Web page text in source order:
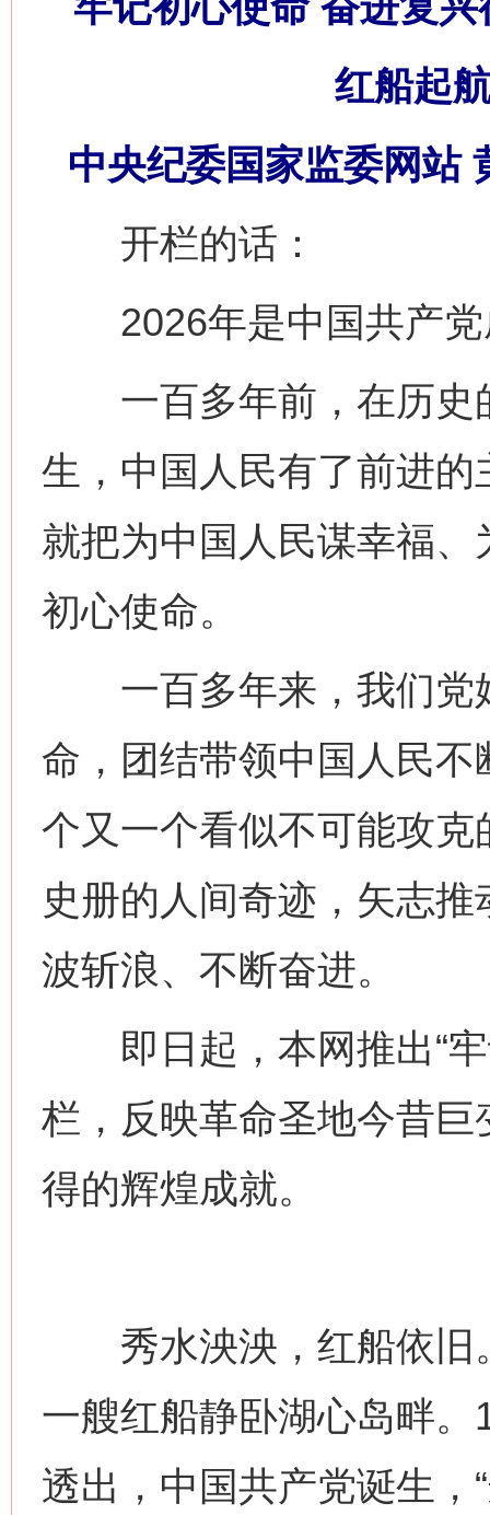
红船起
中央纪委国家监委网站
开栏的话：
2026年是中国共产党
一百多年前，在历史
生，中国人民有了前进
就把为中国人民谋幸福
初心使命。
一百多年来，我们党
命，团结带领中国人民
个又一个看似不可能攻
史册的人间奇迹，矢志
波斩浪、不断奋进。
即日起，本网推出“牢
栏，反映革命圣地今昔
得的辉煌成就。
秀水泱泱，红船依旧
一艘红船静卧湖心岛畔
透出，中国共产党诞生，